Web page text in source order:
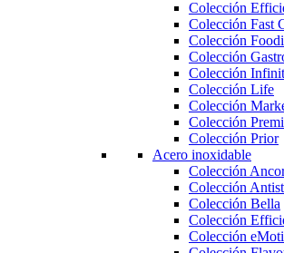
Colección
Colección Fast
Colección
Colección
Colección
Colección Life
Colección
Colección
Colección Prior
Acero inoxidable
Colección
Colección
Colección Bella
Colección
Colección